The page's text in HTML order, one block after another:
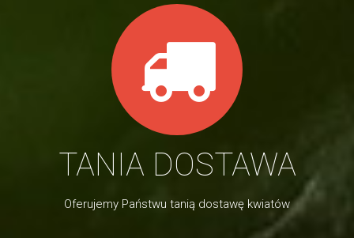
TANIA DOSTAWA
Oferujemy Państwu tanią dostawę kwiatów